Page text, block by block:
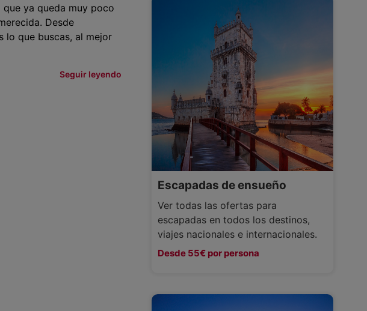
que ya queda muy poco
Desde
lo que buscas, al mejor
Seguir leyendo
Escapadas de ensueño
Ver todas las ofertas para
escapadas en todos los destinos,
viajes nacionales e internacionales.
Desde 55€ por persona